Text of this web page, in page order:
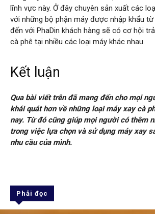
lĩnh vực này. Ở đây chuyên sản xuất các
với những bộ phận máy được nhập khẩu
đến với PhaDin khách hàng sẽ có cơ hội
cà phê tại nhiều các loại máy khác nhau.
Kết luận
Qua bài viết trên đã mang đến cho mọi
khái quát hơn về những loại máy xay cà
nay. Từ đó cũng giúp mọi người có thêm
trong việc lựa chọn và sử dụng máy xay
nhu cầu của mình.
Phải đọc